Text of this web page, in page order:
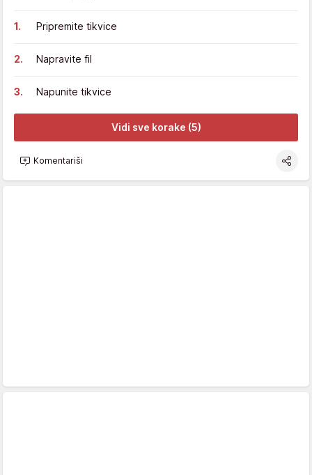
Pripremite tikvice
Napravite fil
Napunite tikvice
Vidi sve korake (5)
Komentariši